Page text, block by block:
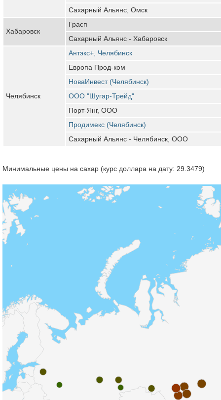
Сахарный Альянс, Омск
Хабаровск
Грасп
Сахарный Альянс - Хабаровск
Челябинск
Антэкс+, Челябинск
Европа Прод-ком
НоваИнвест (Челябинск)
ООО "Шугар-Трейд"
Порт-Янг, ООО
Продимекс (Челябинск)
Сахарный Альянс - Челябинск, ООО
Минимальные цены на сахар (курс доллара на дату: 29.3479)